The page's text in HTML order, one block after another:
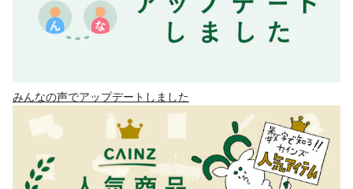
みんなの声でアップデートしました